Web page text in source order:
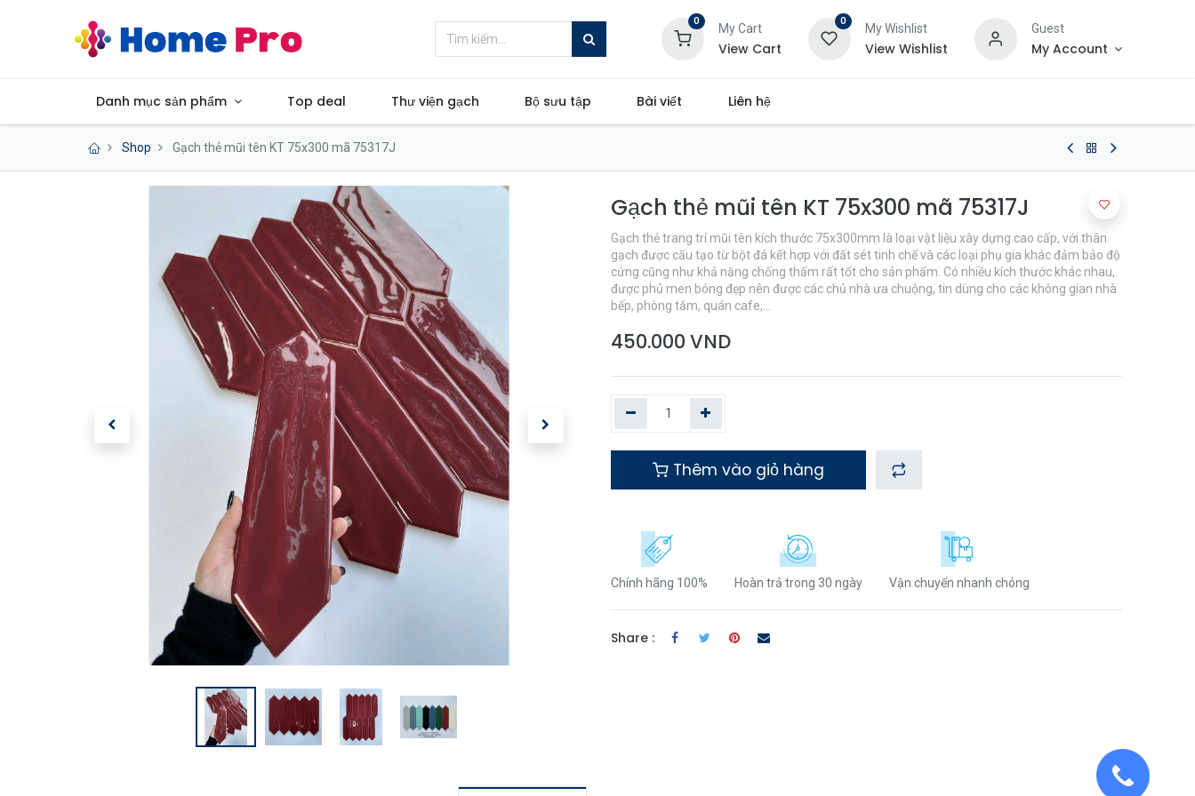
0
My Cart
View Cart
0
My Wishlist
View Wishlist
Guest
My Account
Danh mục sản phẩm Top deal Thư viện gạch Bộ sưu tập Bài viết Liên hệ
Shop Gạch thẻ mũi tên KT 75x300 mã 75317J
Gạch thẻ mũi tên KT 75x300 mã 75317J
Gạch thẻ trang trí mũi tên kích thước 75x300mm là loại vật liệu xây dựng cao cấp, với thân
gạch được cấu tạo từ bột đá kết hợp với đất sét tinh chế và các loại phụ gia khác đảm bảo độ
cứng cũng như khả năng chống thấm rất tốt cho sản phẩm. Có nhiều kích thước khác nhau,
được phủ men bóng đẹp nên được các chủ nhà ưa chuộng, tin dùng cho các không gian nhà
bếp, phòng tắm, quán cafe,...
450.000 VND
Thêm vào giỏ hàng
Chính hãng 100% Hoàn trả trong 30 ngày Vận chuyển nhanh chóng
Share :